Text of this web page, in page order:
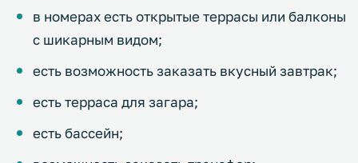
в номерах есть открытые террасы или балконы
с шикарным видом;
есть возможность заказать вкусный завтрак;
есть терраса для загара;
есть бассейн;